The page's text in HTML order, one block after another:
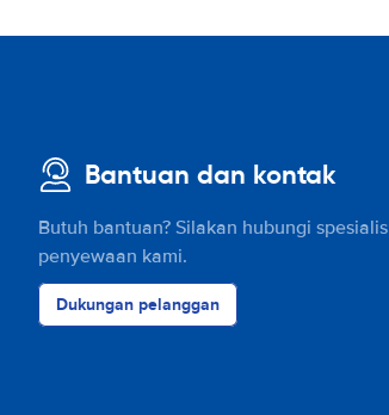
Bantuan dan kontak
Butuh bantuan? Silakan hubungi spesialis
penyewaan kami.
Dukungan pelanggan